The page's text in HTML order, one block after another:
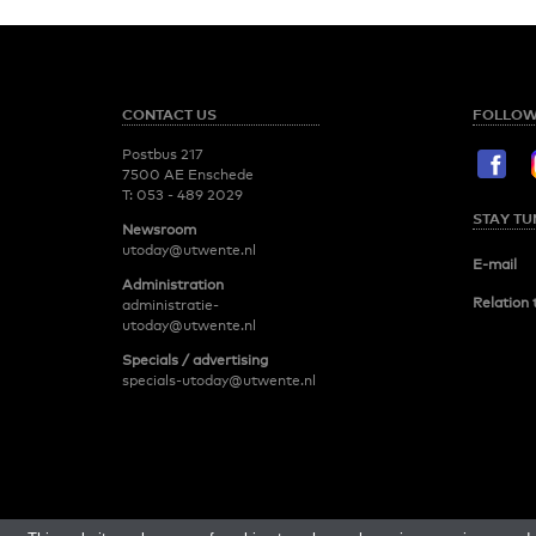
CONTACT US
Postbus 217
7500 AE Enschede
T: 053 - 489 2029
Newsroom
utoday@utwente.nl
Administration
administratie-
utoday@utwente.nl
Specials / advertising
specials-utoday@utwente.nl
STAY
E-mail
Relation